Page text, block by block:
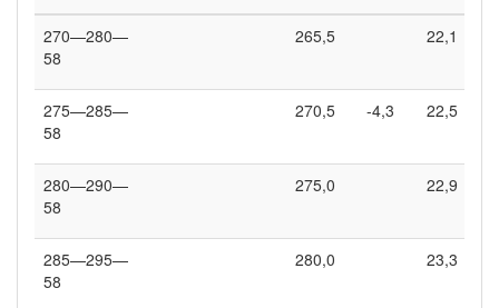
270—280—
58
265,5 22,1
275—285—
58
270,5 -4,3 22,5
280—290—
58
275,0 22,9
285—295—
58
280,0 23,3